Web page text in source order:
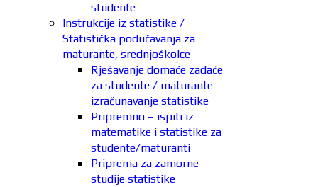
studente
Instrukcije iz statistike /
Statistička podučavanja za
maturante, srednjoškolce
Rješavanje domaće zadaće
za studente / maturante
izračunavanje statistike
Pripremno – ispiti iz
matematike i statistike za
studente/maturanti
Priprema za zamorne
studije statistike